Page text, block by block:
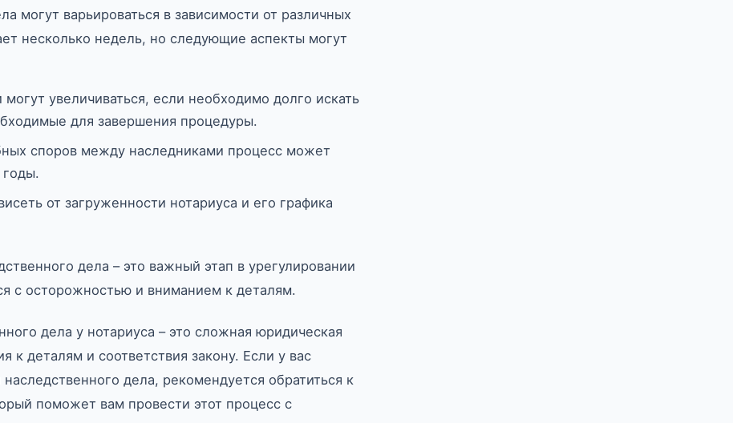
могут варьироваться в зависимости от различных
несколько недель, но следующие аспекты могут
могут увеличиваться, если необходимо долго искать
для завершения процедуры.
споров между наследниками процесс может
от загруженности нотариуса и его графика
дела – это важный этап в урегулировании
с осторожностью и вниманием к деталям.
дела у нотариуса – это сложная юридическая
к деталям и соответствия закону. Если у вас
дела, рекомендуется обратиться к
поможет вам провести этот процесс с